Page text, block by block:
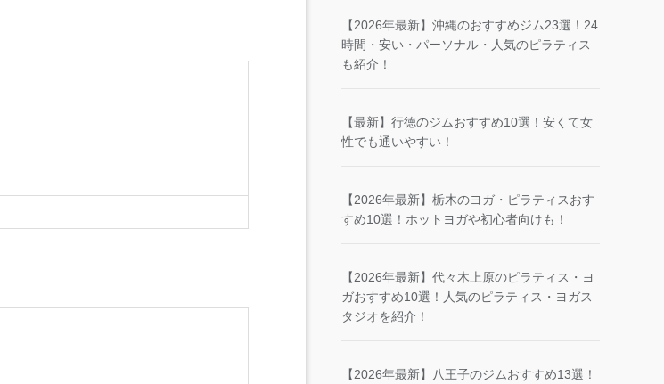
【2026年最新】沖縄のおすすめジム23選！24
時間・安い・パーソナル・人気のピラティス
も紹介！
【最新】行徳のジムおすすめ10選！安くて女
性でも通いやすい！
【2026年最新】栃木のヨガ・ピラティスおす
すめ10選！ホットヨガや初心者向けも！
【2026年最新】代々木上原のピラティス・ヨ
ガおすすめ10選！人気のピラティス・ヨガス
タジオを紹介！
【2026年最新】八王子のジムおすすめ13選！